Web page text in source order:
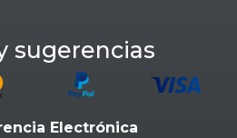
sugerencias
Electrónica